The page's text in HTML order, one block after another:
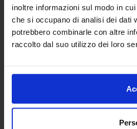
inoltre informazioni sul modo in
che si occupano di analisi dei dati
potrebbero combinarle con altre
raccolto dal suo utilizzo dei loro
In collaborazione